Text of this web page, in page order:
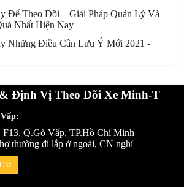
Để Theo Dõi – Giải Pháp Quản Lý Và
Nhất Hiện Nay
Những Điều Cần Lưu Ý Mới 2021 -
Định Vị Theo Dõi Xe Minh-T
Q.Gò Vấp, TP.Hồ Chí Minh
thường đi lắp ở ngoài, CN nghỉ